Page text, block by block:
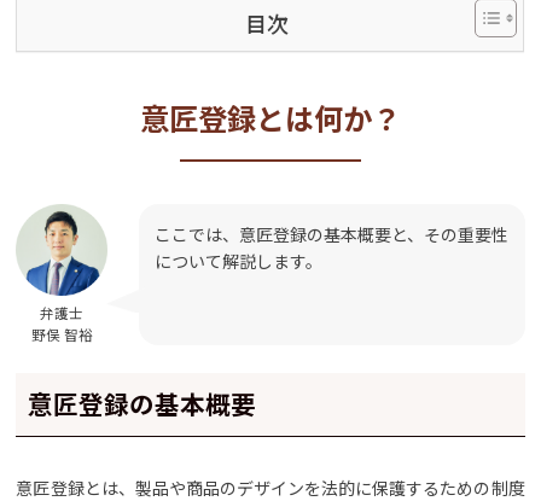
目次
意匠登録とは何か？
弁護士
野俣 智裕
ここでは、意匠登録の基本概要と、その重要性
について解説します。
意匠登録の基本概要
意匠登録とは、製品や商品のデザインを法的に保護するための制度